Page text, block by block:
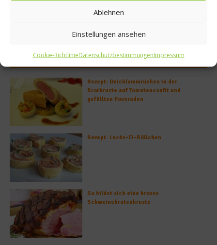
Ablehnen
Einstellungen ansehen
Cookie-RichtlinieDatenschutzbestimmungenImpressum
Meistgelesen
Rezept: Deichlammrücken in der
Brotkruste auf Tomatenconfit und
gefüllten Poveraden
Rezept: Lachs-Ei-Röllchen
So bildet sich eine krosse
Schweinebratenkruste